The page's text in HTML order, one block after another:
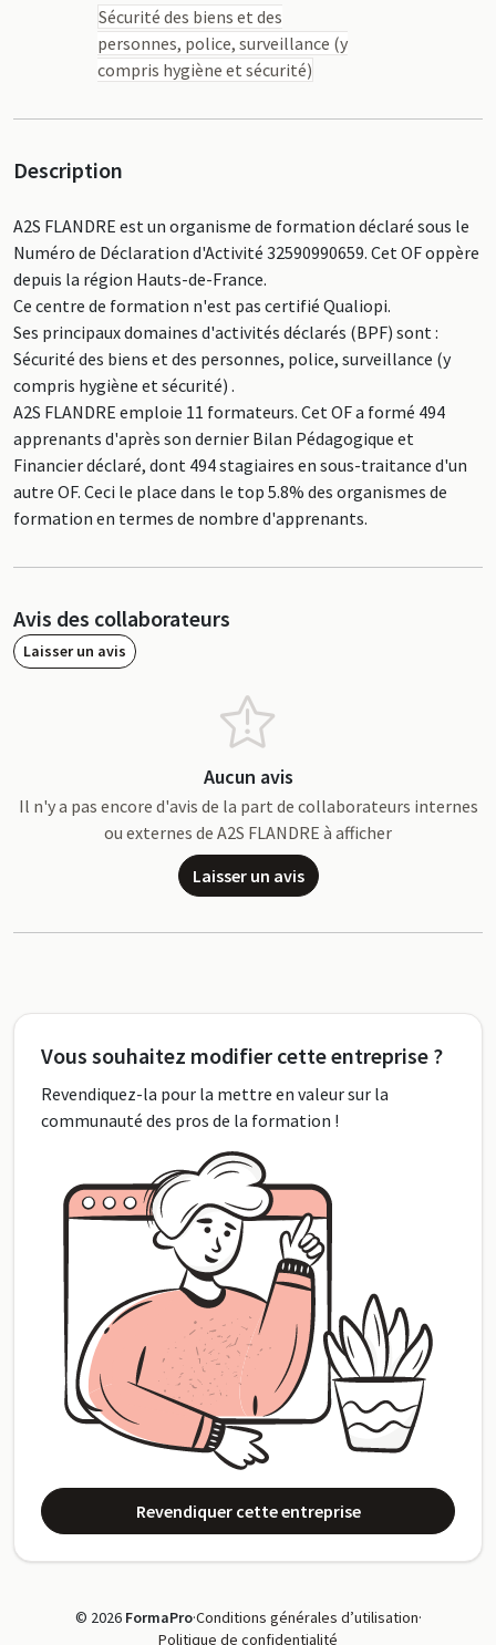
Sécurité des biens et des
personnes, police, surveillance (y
compris hygiène et sécurité)
Description
A2S FLANDRE est un organisme de formation déclaré sous le
Numéro de Déclaration d'Activité 32590990659. Cet OF oppère
depuis la région Hauts-de-France.
Ce centre de formation n'est pas certifié Qualiopi.
Ses principaux domaines d'activités déclarés (BPF) sont :
Sécurité des biens et des personnes, police, surveillance (y
compris hygiène et sécurité) .
A2S FLANDRE emploie 11 formateurs. Cet OF a formé 494
apprenants d'après son dernier Bilan Pédagogique et
Financier déclaré, dont 494 stagiaires en sous-traitance d'un
autre OF. Ceci le place dans le top 5.8% des organismes de
formation en termes de nombre d'apprenants.
Avis des collaborateurs
Laisser un avis
Aucun avis
Il n'y a pas encore d'avis de la part de collaborateurs internes
ou externes de A2S FLANDRE à afficher
Laisser un avis
Vous souhaitez modifier cette entreprise ?
Revendiquez-la pour la mettre en valeur sur la
communauté des pros de la formation !
Revendiquer cette entreprise
© 2026 FormaPro·Conditions générales d’utilisation·
Politique de confidentialité